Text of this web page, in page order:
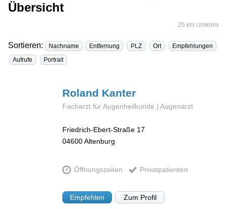
Übersicht
25 km Umkreis
Sortieren: Nachname Entfernung PLZ Ort
Empfehlungen
Aufrufe
Portrait
Roland Kanter
Facharzt für Augenheilkunde | Augenarzt
Friedrich-Ebert-Straße 17
04600Altenburg
Öffnungszeiten Privatpatienten
Empfehlen Zum Profil